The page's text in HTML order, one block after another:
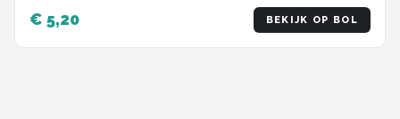
€ 5,20 BEKIJK OP BOL